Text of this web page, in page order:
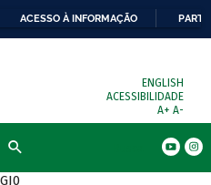
ACESSO À INFORMAÇÃO
ENGLISH
ACESSIBILIDADE
A+ A-